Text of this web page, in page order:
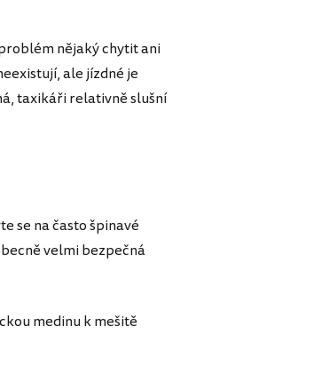
nějaký chytit ani
ale jízdné je
taxikáři relativně slušní
se na často špinavé
velmi bezpečná
medinu k mešitě